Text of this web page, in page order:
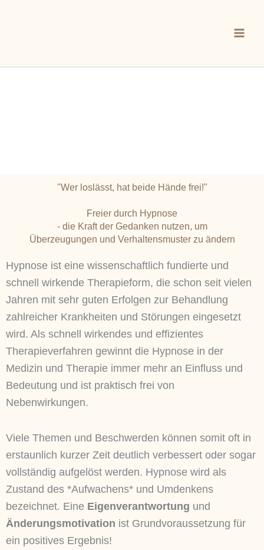
"Wer loslässt, hat beide Hände frei!"
Freier durch Hypnose
- die Kraft der Gedanken nutzen, um
Überzeugungen und Verhaltensmuster zu ändern
Hypnose ist eine wissenschaftlich fundierte und
schnell wirkende Therapieform, die schon seit vielen
Jahren mit sehr guten Erfolgen zur Behandlung
zahlreicher Krankheiten und Störungen eingesetzt
wird. Als schnell wirkendes und effizientes
Therapieverfahren gewinnt die Hypnose in der
Medizin und Therapie immer mehr an Einfluss und
Bedeutung und ist praktisch frei von
Nebenwirkungen.
Viele Themen und Beschwerden können somit oft in
erstaunlich kurzer Zeit deutlich verbessert oder sogar
vollständig aufgelöst werden. Hypnose wird als
Zustand des *Aufwachens* und Umdenkens
bezeichnet. Eine Eigenverantwortung und
Änderungsmotivation ist Grundvoraussetzung für
ein positives Ergebnis!